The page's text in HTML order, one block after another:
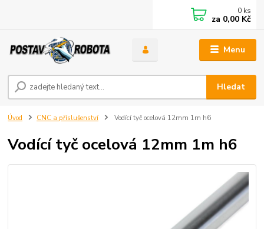
Menu
Hledat
0 ks
za 0,00 Kč
Úvod CNC a příslušenství Vodící tyč ocelová 12mm 1m h6
Vodící tyč ocelová 12mm 1m h6